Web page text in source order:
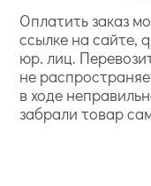
Оплатить заказ
ссылке на сайте,
юр. лиц.
не
в ходе
забрали товар